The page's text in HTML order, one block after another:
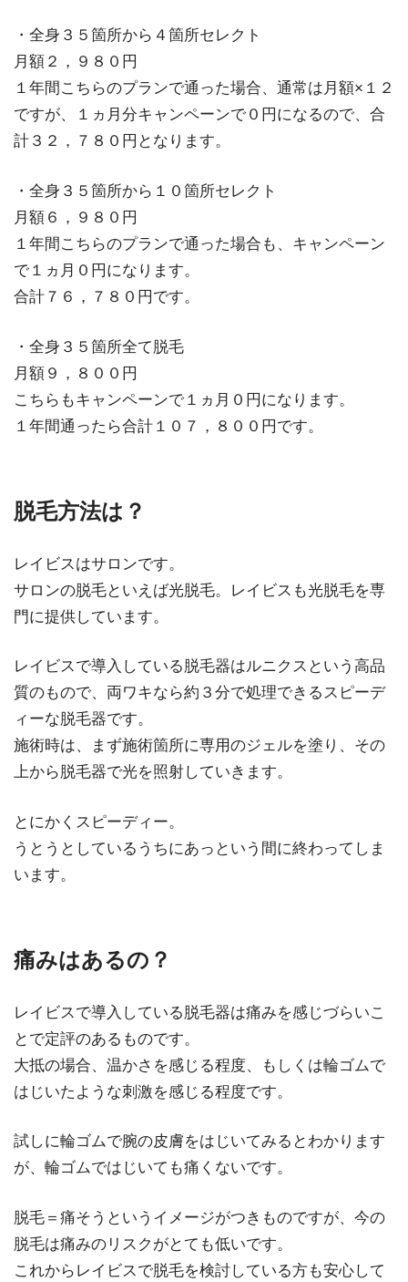
・全身３５箇所から４箇所セレクト
月額２，９８０円
１年間こちらのプランで通った場合、通常は月額×１２
ですが、１ヵ月分キャンペーンで０円になるので、合
計３２，７８０円となります。
・全身３５箇所から１０箇所セレクト
月額６，９８０円
１年間こちらのプランで通った場合も、キャンペーン
で１ヵ月０円になります。
合計７６，７８０円です。
・全身３５箇所全て脱毛
月額９，８００円
こちらもキャンペーンで１ヵ月０円になります。
１年間通ったら合計１０７，８００円です。
脱毛方法は？
レイビスはサロンです。
サロンの脱毛といえば光脱毛。レイビスも光脱毛を専
門に提供しています。
レイビスで導入している脱毛器はルニクスという高品
質のもので、両ワキなら約３分で処理できるスピーデ
ィーな脱毛器です。
施術時は、まず施術箇所に専用のジェルを塗り、その
上から脱毛器で光を照射していきます。
とにかくスピーディー。
うとうとしているうちにあっという間に終わってしま
います。
痛みはあるの？
レイビスで導入している脱毛器は痛みを感じづらいこ
とで定評のあるものです。
大抵の場合、温かさを感じる程度、もしくは輪ゴムで
はじいたような刺激を感じる程度です。
試しに輪ゴムで腕の皮膚をはじいてみるとわかります
が、輪ゴムではじいても痛くないです。
脱毛＝痛そうというイメージがつきものですが、今の
脱毛は痛みのリスクがとても低いです。
これからレイビスで脱毛を検討している方も安心して